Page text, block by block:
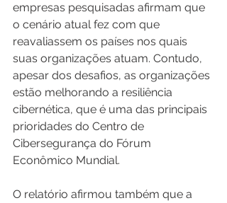
empresas pesquisadas afirmam que
o cenário atual fez com que
reavaliassem os países nos quais
suas organizações atuam. Contudo,
apesar dos desafios, as organizações
estão melhorando a resiliência
cibernética, que é uma das principais
prioridades do Centro de
Cibersegurança do Fórum
Econômico Mundial.
O relatório afirmou também que a